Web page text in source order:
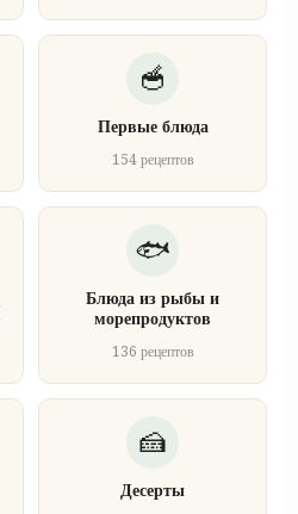
Первые блюда
154 рецептов
Блюда из рыбы и
морепродуктов
136 рецептов
Десерты